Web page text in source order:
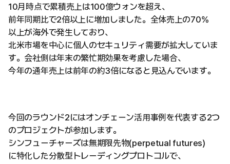
10月時点で累積売上は100億ウォンを超え、
前年同期比で2倍以上に増加しました。全体売上の70%
以上が海外で発生しており、
北米市場を中心に個人のセキュリティ需要が拡大していま
す。会社側は年末の繁忙期効果を考慮した場合、
今年の通年売上は前年の約3倍になると見込んでいます。
今回のラウンド2にはオンチェーン活用事例を代表する2つ
のプロジェクトが参加します。
シンフューチャーズは無期限先物(perpetual futures)
に特化した分散型トレーディングプロトコルで、